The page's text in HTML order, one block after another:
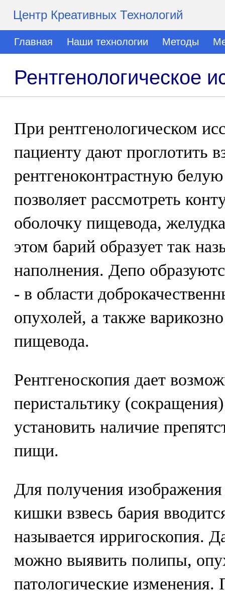
Центр Креативных Технологий
Главная Наши технологии Методы
Рентгенологическое
При рентгенологическом
пациенту дают проглотить
рентгеноконтрастную
позволяет рассмотреть
оболочку пищевода,
этом барий образует так
наполнения. Депо
- в области
опухолей, а также
пищевода.
Рентгеноскопия дает
перистальтику
установить наличие
пищи.
Для получения
кишки взвесь бария
называется ирригоскопия.
можно выявить полипы,
патологические изменения.